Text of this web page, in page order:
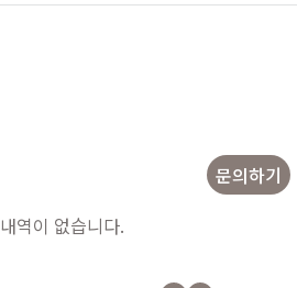
문의하기
내역이 없습니다.